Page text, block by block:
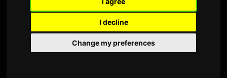
I decline
Change my preferences
Diterjemahkan dari Bahasa Inggris
Seri novel spin-off resmi 'Evangelion ANIMA'